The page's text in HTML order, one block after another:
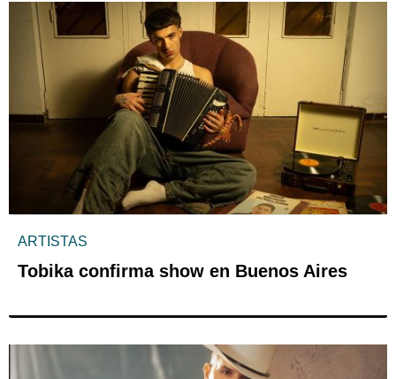
ARTISTAS
Tobika confirma show en Buenos Aires